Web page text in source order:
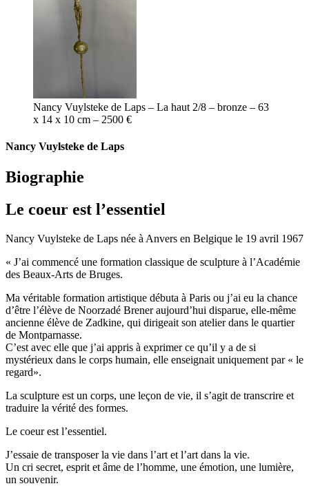
Nancy Vuylsteke de Laps – La haut 2/8 – bronze – 63
x 14 x 10 cm – 2500 €
Nancy Vuylsteke de Laps
Biographie
Le coeur est l’essentiel
Nancy Vuylsteke de Laps née à Anvers en Belgique le 19 avril 1967
« J’ai commencé une formation classique de sculpture à l’Académie
des Beaux-Arts de Bruges.
Ma véritable formation artistique débuta à Paris ou j’ai eu la chance
d’être l’élève de Noorzadé Brener aujourd’hui disparue, elle-même
ancienne élève de Zadkine, qui dirigeait son atelier dans le quartier
de Montparnasse.
C’est avec elle que j’ai appris à exprimer ce qu’il y a de si
mystérieux dans le corps humain, elle enseignait uniquement par « le
regard».
La sculpture est un corps, une leçon de vie, il s’agit de transcrire et
traduire la vérité des formes.
Le coeur est l’essentiel.
J’essaie de transposer la vie dans l’art et l’art dans la vie.
Un cri secret, esprit et âme de l’homme, une émotion, une lumière,
un souvenir.